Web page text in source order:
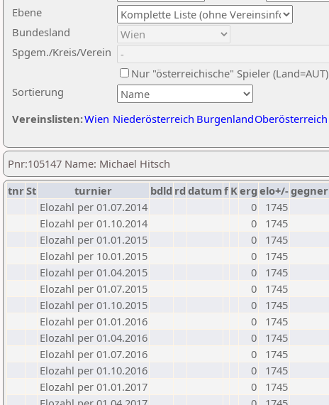
Ebene
Sortierung
Bundesland
Spgem./Kreis/Verein
Nur "österreichische" Spieler (Land=AUT)
Vereinslisten:Wien Niederösterreich BurgenlandOberösterreich
Pnr:105147 Name: Michael Hitsch
tnrSt turnier bdld rd datumf Kerg elo+/-gegner
Elozahl per 01.07.2014
0
1745
Elozahl per 01.10.2014
0
1745
Elozahl per 01.01.2015
0
1745
Elozahl per 10.01.2015
0
1745
Elozahl per 01.04.2015
0
1745
Elozahl per 01.07.2015
0
1745
Elozahl per 01.10.2015
0
1745
Elozahl per 01.01.2016
0
1745
Elozahl per 01.04.2016
0
1745
Elozahl per 01.07.2016
0
1745
Elozahl per 01.10.2016
0
1745
Elozahl per 01.01.2017
0
1745